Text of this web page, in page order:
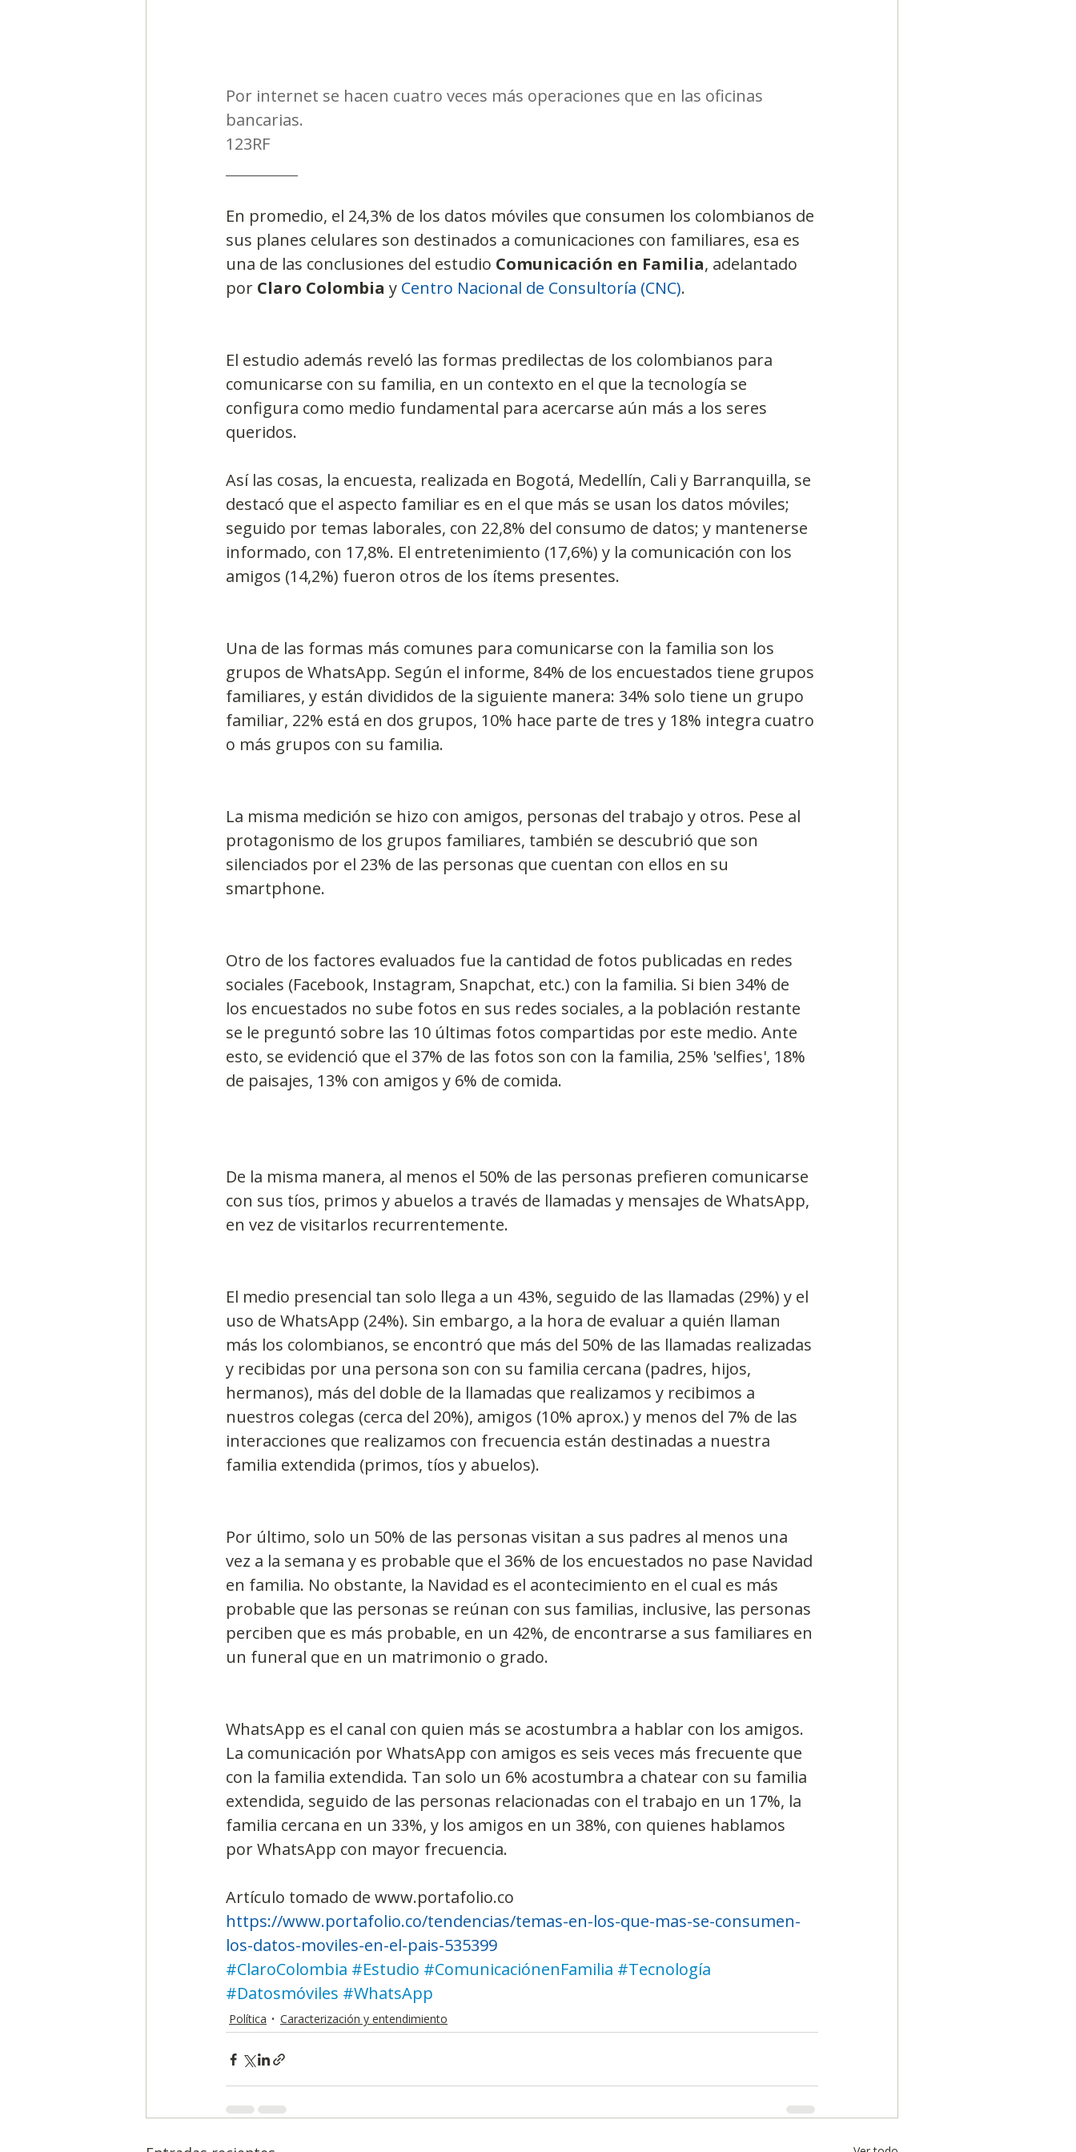
Por internet se hacen cuatro veces más operaciones que en las oficinas
bancarias.
123RF
En promedio, el 24,3% de los datos móviles que consumen los colombianos de
sus planes celulares son destinados a comunicaciones con familiares, esa es
una de las conclusiones del estudio Comunicación en Familia, adelantado
por Claro Colombia y Centro Nacional de Consultoría (CNC).
El estudio además reveló las formas predilectas de los colombianos para
comunicarse con su familia, en un contexto en el que la tecnología se
configura como medio fundamental para acercarse aún más a los seres
queridos.
Así las cosas, la encuesta, realizada en Bogotá, Medellín, Cali y Barranquilla, se
destacó que el aspecto familiar es en el que más se usan los datos móviles;
seguido por temas laborales, con 22,8% del consumo de datos; y mantenerse
informado, con 17,8%. El entretenimiento (17,6%) y la comunicación con los
amigos (14,2%) fueron otros de los ítems presentes.
Una de las formas más comunes para comunicarse con la familia son los
grupos de WhatsApp. Según el informe, 84% de los encuestados tiene grupos
familiares, y están divididos de la siguiente manera: 34% solo tiene un grupo
familiar, 22% está en dos grupos, 10% hace parte de tres y 18% integra cuatro
o más grupos con su familia.
La misma medición se hizo con amigos, personas del trabajo y otros. Pese al
protagonismo de los grupos familiares, también se descubrió que son
silenciados por el 23% de las personas que cuentan con ellos en su
smartphone.
Otro de los factores evaluados fue la cantidad de fotos publicadas en redes
sociales (Facebook, Instagram, Snapchat, etc.) con la familia. Si bien 34% de
los encuestados no sube fotos en sus redes sociales, a la población restante
se le preguntó sobre las 10 últimas fotos compartidas por este medio. Ante
esto, se evidenció que el 37% de las fotos son con la familia, 25% 'selfies', 18%
de paisajes, 13% con amigos y 6% de comida.
De la misma manera, al menos el 50% de las personas prefieren comunicarse
con sus tíos, primos y abuelos a través de llamadas y mensajes de WhatsApp,
en vez de visitarlos recurrentemente.
El medio presencial tan solo llega a un 43%, seguido de las llamadas (29%) y el
uso de WhatsApp (24%). Sin embargo, a la hora de evaluar a quién llaman
más los colombianos, se encontró que más del 50% de las llamadas realizadas
y recibidas por una persona son con su familia cercana (padres, hijos,
hermanos), más del doble de la llamadas que realizamos y recibimos a
nuestros colegas (cerca del 20%), amigos (10% aprox.) y menos del 7% de las
interacciones que realizamos con frecuencia están destinadas a nuestra
familia extendida (primos, tíos y abuelos).
Por último, solo un 50% de las personas visitan a sus padres al menos una
vez a la semana y es probable que el 36% de los encuestados no pase Navidad
en familia. No obstante, la Navidad es el acontecimiento en el cual es más
probable que las personas se reúnan con sus familias, inclusive, las personas
perciben que es más probable, en un 42%, de encontrarse a sus familiares en
un funeral que en un matrimonio o grado.
WhatsApp es el canal con quien más se acostumbra a hablar con los amigos.
La comunicación por WhatsApp con amigos es seis veces más frecuente que
con la familia extendida. Tan solo un 6% acostumbra a chatear con su familia
extendida, seguido de las personas relacionadas con el trabajo en un 17%, la
familia cercana en un 33%, y los amigos en un 38%, con quienes hablamos
por WhatsApp con mayor frecuencia.
Artículo tomado de www.portafolio.co
https://www.portafolio.co/tendencias/temas-en-los-que-mas-se-consumen-
los-datos-moviles-en-el-pais-535399
#ClaroColombia #Estudio #ComunicaciónenFamilia #Tecnología
#Datosmóviles #WhatsApp
Política Caracterización y entendimiento